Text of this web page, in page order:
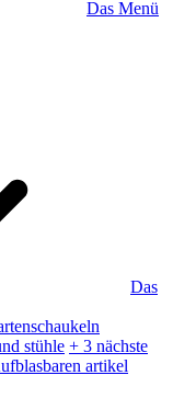
Das Menü
Das
stühle + 3 nächste
artikel